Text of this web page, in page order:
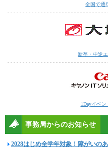
全国で通
新卒・中途
1Dayイベン
事務局からのお知らせ
2028はじめ全学年対象！障がいの